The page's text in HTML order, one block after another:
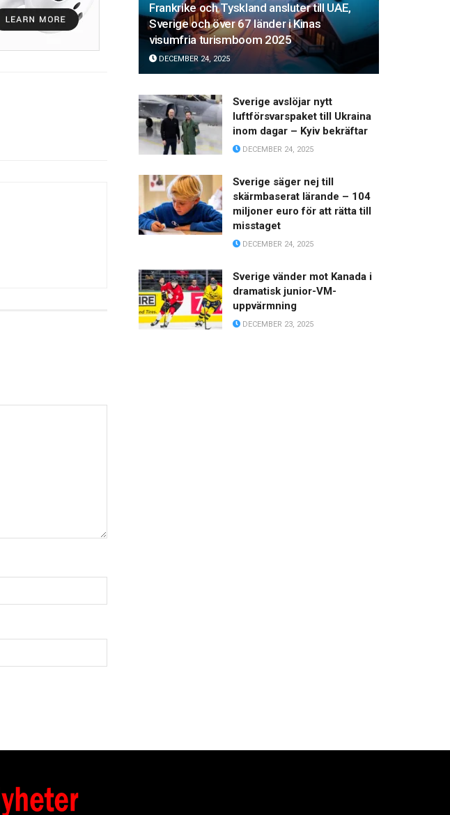
Frankrike och Tyskland ansluter till UAE,
Sverige och över 67 länder i Kinas
visumfria turismboom 2025
DECEMBER 24, 2025
Sverige avslöjar nytt
luftförsvarspaket till Ukraina
inom dagar – Kyiv bekräftar
DECEMBER 24, 2025
Sverige säger nej till
skärmbaserat lärande – 104
miljoner euro för att rätta till
misstaget
DECEMBER 24, 2025
Sverige vänder mot Kanada i
dramatisk junior-VM-
uppvärmning
DECEMBER 23, 2025